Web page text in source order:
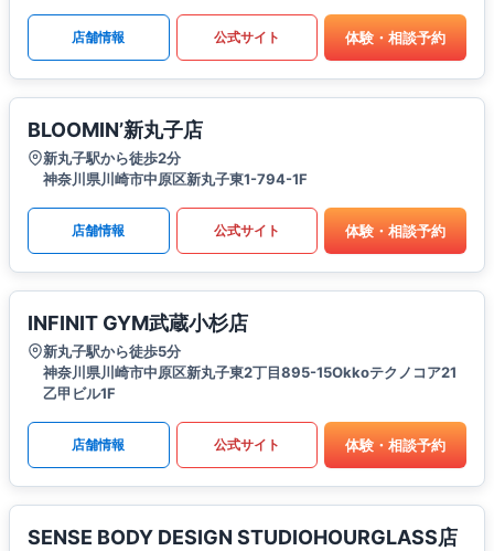
店舗情報 公式サイト 体験・相談予約
BLOOMIN’新丸子店
新丸子駅から徒歩2分
神奈川県川崎市中原区新丸子東1-794-1F
店舗情報 公式サイト 体験・相談予約
INFINIT GYM武蔵小杉店
新丸子駅から徒歩5分
神奈川県川崎市中原区新丸子東2丁目895-15Okkoテクノコア21
乙甲ビル1F
店舗情報 公式サイト 体験・相談予約
SENSE BODY DESIGN STUDIOHOURGLASS店